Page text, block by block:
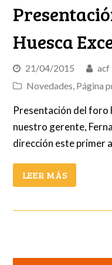
Huesca
21/04/2015
acf
Novedades Página
Presentación del foro
nuestro gerente,
dirección este primer
LEER MÁS